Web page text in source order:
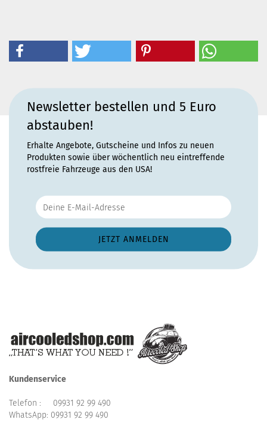
Newsletter bestellen und 5 Euro
abstauben!
Erhalte Angebote, Gutscheine und Infos zu neuen
Produkten sowie über wöchentlich neu eintreffende
rostfreie Fahrzeuge aus den USA!
Kundenservice
Telefon : 09931 92 99 490
WhatsApp: 09931 92 99 490